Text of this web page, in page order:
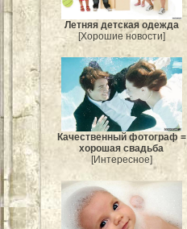
Летняя детская одежда
[Хорошие новости]
Качественный фотограф =
хорошая свадьба
[Интересное]